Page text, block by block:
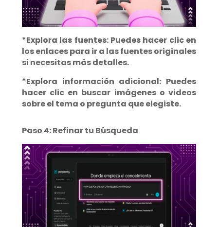
*Explora las fuentes: Puedes hacer clic en
los enlaces para ir a las fuentes originales
si necesitas más detalles.
*Explora información adicional: Puedes
hacer clic en buscar imágenes o videos
sobre el tema o pregunta que elegiste.
Paso 4: Refinar tu Búsqueda